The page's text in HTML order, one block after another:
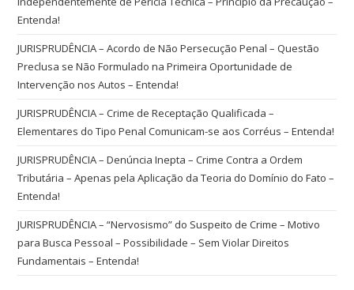
Entenda!
JURISPRUDÊNCIA – Acordo de Não Persecução Penal – Questão
Preclusa se Não Formulado na Primeira Oportunidade de
Intervenção nos Autos – Entenda!
JURISPRUDÊNCIA – Crime de Receptação Qualificada –
Elementares do Tipo Penal Comunicam-se aos Corréus – Entenda!
JURISPRUDÊNCIA – Denúncia Inepta – Crime Contra a Ordem
Tributária – Apenas pela Aplicação da Teoria do Domínio do Fato –
Entenda!
JURISPRUDÊNCIA – “Nervosismo” do Suspeito de Crime – Motivo
para Busca Pessoal – Possibilidade – Sem Violar Direitos
Fundamentais – Entenda!